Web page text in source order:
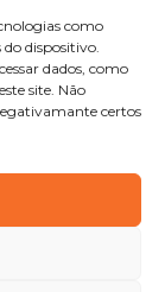
como
dispositivo.
dados, como
site. Não
certos
os direitos
e condições